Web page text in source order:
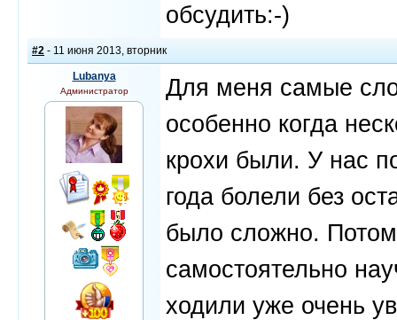
обсудить:-)
#2 - 11 июня 2013, вторник
Lubanya
Администратор
Для меня самые
особенно когда
крохи были. У нас
года болели без
было сложно. Потом
самостоятельно
ходили уже очень